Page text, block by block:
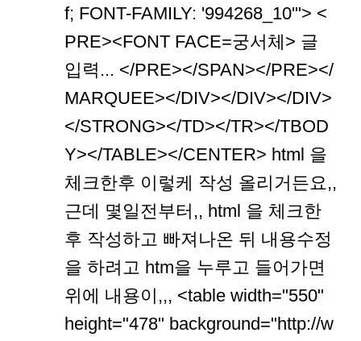
f; FONT-FAMILY: '994268_10'"> <
PRE><FONT FACE=궁서체> 글
입력... </PRE></SPAN></PRE></
MARQUEE></DIV></DIV></DIV>
</STRONG></TD></TR></TBOD
Y></TABLE></CENTER> html 을
체크한후 이렇케 작성 올리거든요,,
근데 몇일전부터,, html 을 체크한
후 작성하고 빠져나온 뒤 내용수정
을 하려고 htm을 누루고 들어가면
위에 내용이,,, <table width="550"
height="478" background="http://w